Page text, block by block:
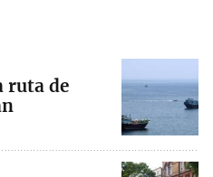
ruta de